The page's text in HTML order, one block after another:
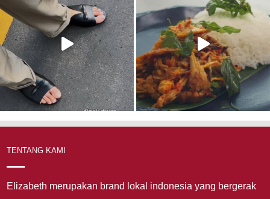
TENTANG KAMI
Elizabeth merupakan brand lokal indonesia yang bergerak